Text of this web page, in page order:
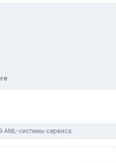
AML-системы сервиса.